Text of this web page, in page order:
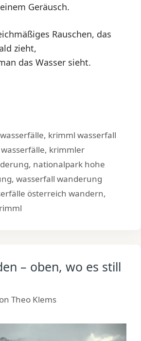
Geräusch.
Rauschen, das
zieht,
das Wasser sieht.
, krimml wasserfall
, krimmler
, nationalpark hohe
, wasserfall wanderung
österreich wandern,
– oben, wo es still
Theo Klems